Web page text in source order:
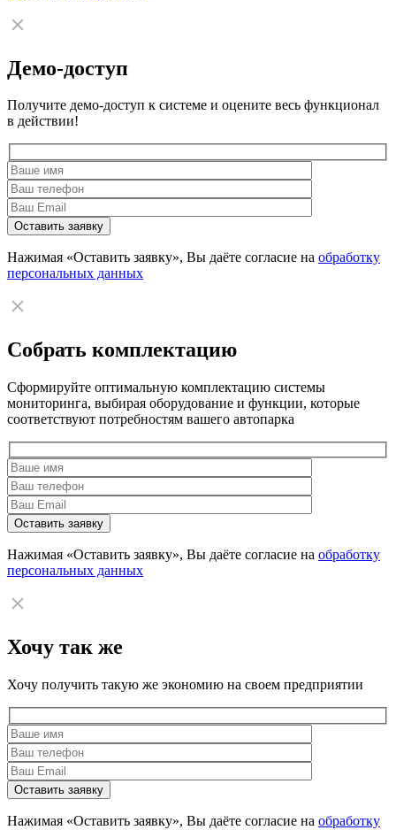
Демо-доступ
Получите демо-доступ к системе и оцените весь функционал
в действии!
Нажимая «Оставить заявку», Вы даёте согласие на обработку
персональных данных
Собрать комплектацию
Сформируйте оптимальную комплектацию системы
мониторинга, выбирая оборудование и функции, которые
соответствуют потребностям вашего автопарка
Нажимая «Оставить заявку», Вы даёте согласие на обработку
персональных данных
Хочу так же
Хочу получить такую же экономию на своем предприятии
Нажимая «Оставить заявку», Вы даёте согласие на обработку